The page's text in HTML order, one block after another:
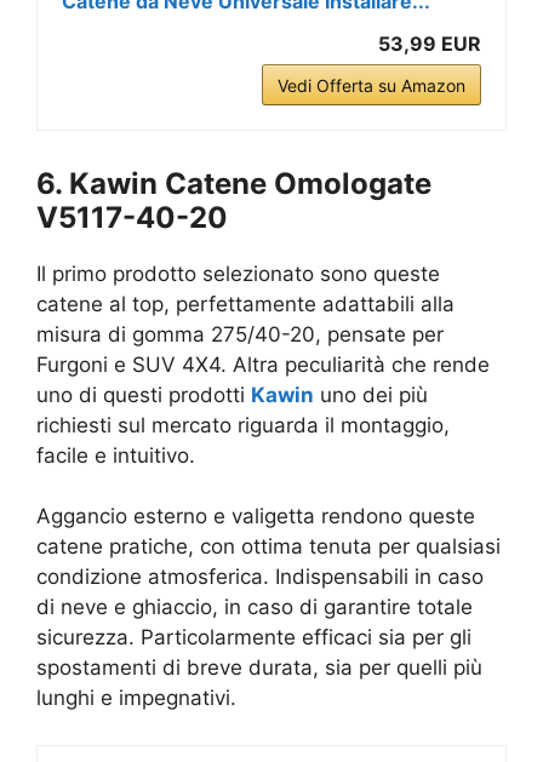
53,99 EUR
Vedi Offerta su Amazon
6. Kawin Catene Omologate
V5117-40-20
Il primo prodotto selezionato sono queste
catene al top, perfettamente adattabili alla
misura di gomma 275/40-20, pensate per
Furgoni e SUV 4X4. Altra peculiarità che rende
uno di questi prodotti Kawin uno dei più
richiesti sul mercato riguarda il montaggio,
facile e intuitivo.
Aggancio esterno e valigetta rendono queste
catene pratiche, con ottima tenuta per qualsiasi
condizione atmosferica. Indispensabili in caso
di neve e ghiaccio, in caso di garantire totale
sicurezza. Particolarmente efficaci sia per gli
spostamenti di breve durata, sia per quelli più
lunghi e impegnativi.